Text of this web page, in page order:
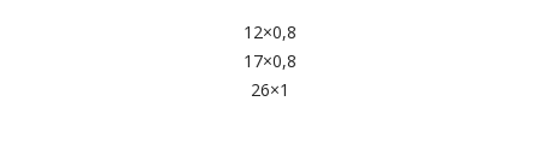
12×0,8
17×0,8
26×1